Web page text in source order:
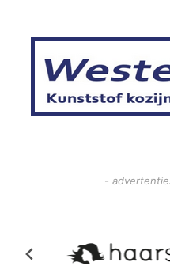
- advertenties